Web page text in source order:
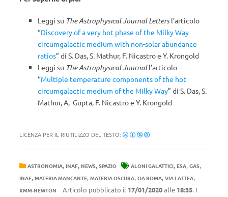
Leggi su The Astrophysical Journal Lettersl’articolo
“Discovery of a very hot phase of the Milky Way
circumgalactic medium with non-solar abundance
ratios” di S. Das, S. Mathur, F. Nicastro e Y. Krongold
Leggi su The Astrophysical Journall’articolo
“Multiple temperature components of the hot
circumgalactic medium of the Milky Way” di S. Das, S.
Mathur, A, Gupta, F. Nicastro e Y. Krongold
LICENZA PER IL RIUTILIZZO DEL TESTO:
ASTRONOMIA, INAF, NEWS, SPAZIO ALONI GALATTICI, ESA, GAS,
INAF, MATERIA MANCANTE, MATERIA OSCURA, OA ROMA, VIA LATTEA,
XMM-NEWTON Articolo pubblicato il 17/01/2020alle 18:35. I